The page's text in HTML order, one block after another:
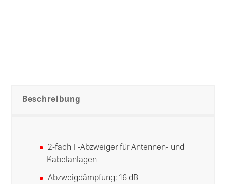
Beschreibung
2-fach F-Abzweiger für Antennen- und
Kabelanlagen
Abzweigdämpfung: 16 dB